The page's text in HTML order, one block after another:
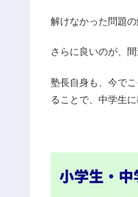
解けなかった問題
さらに良いのが、
塾長自身も、今で
ることで、中学生